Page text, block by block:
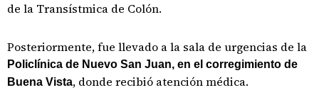
de la Transístmica de Colón.
Posteriormente, fue llevado a la sala de urgencias de la
Policlínica de Nuevo San Juan, en el corregimiento de
Buena Vista, donde recibió atención médica.